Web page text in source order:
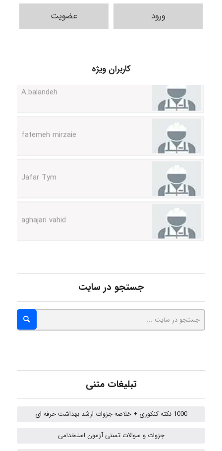
ورود عضویت
کاربران ویژه
hosein abdolvand
emami
جستجو در سایت
تبلیغات متنی
1000 نکته کنکوری + خلاصه جزوات ارشد بهداشت حرفه ای
جزوات و سوالات تستی آزمون استخدامی